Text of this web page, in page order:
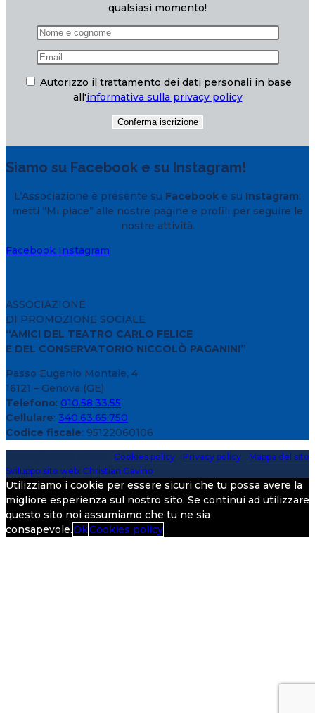
qualsiasi momento!
Autorizzo il trattamento dei dati personali in base
all'informativa sulla privacy policy
Siamo su Facebook e su Instagram!
L’Associazione è presente su Facebook e su Instagram:
metti “Mi piace” alle nostre pagine e profili per seguire le
nostre attività.
Facebook Instagram
ASSOCIAZIONE
DI PROMOZIONE SOCIALE
“AMICI DEL TEATRO CARLO FELICE
E DEL CONSERVATORIO NICCOLÒ PAGANINI”
Passo Eugenio Montale, 4
16121 – Genova (GE)
Telefono: 010.58.33.55
Cellulare: 340.63.65.750
Codice fiscale: 95122060106
Cookies policy Privacy policy
Mappa del sito
Sviluppo sito web: Christian Gavino
Utilizziamo i cookie per essere sicuri che tu possa avere la
migliore esperienza sul nostro sito. Se continui ad utilizzare
questo sito noi assumiamo che tu ne sia
consapevole.OkCookies policy